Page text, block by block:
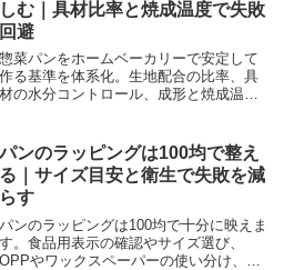
しむ｜具材比率と焼成温度で失敗
回避
惣菜パンをホームベーカリーで安定して
作る基準を体系化。生地配合の比率、具
材の水分コントロール、成形と焼成温
パンのラッピングは100均で整え
る｜サイズ目安と衛生で失敗を減
らす
パンのラッピングは100均で十分に映えま
す。食品用表示の確認やサイズ選び、
OPPやワックスペーパーの使い分け、湿